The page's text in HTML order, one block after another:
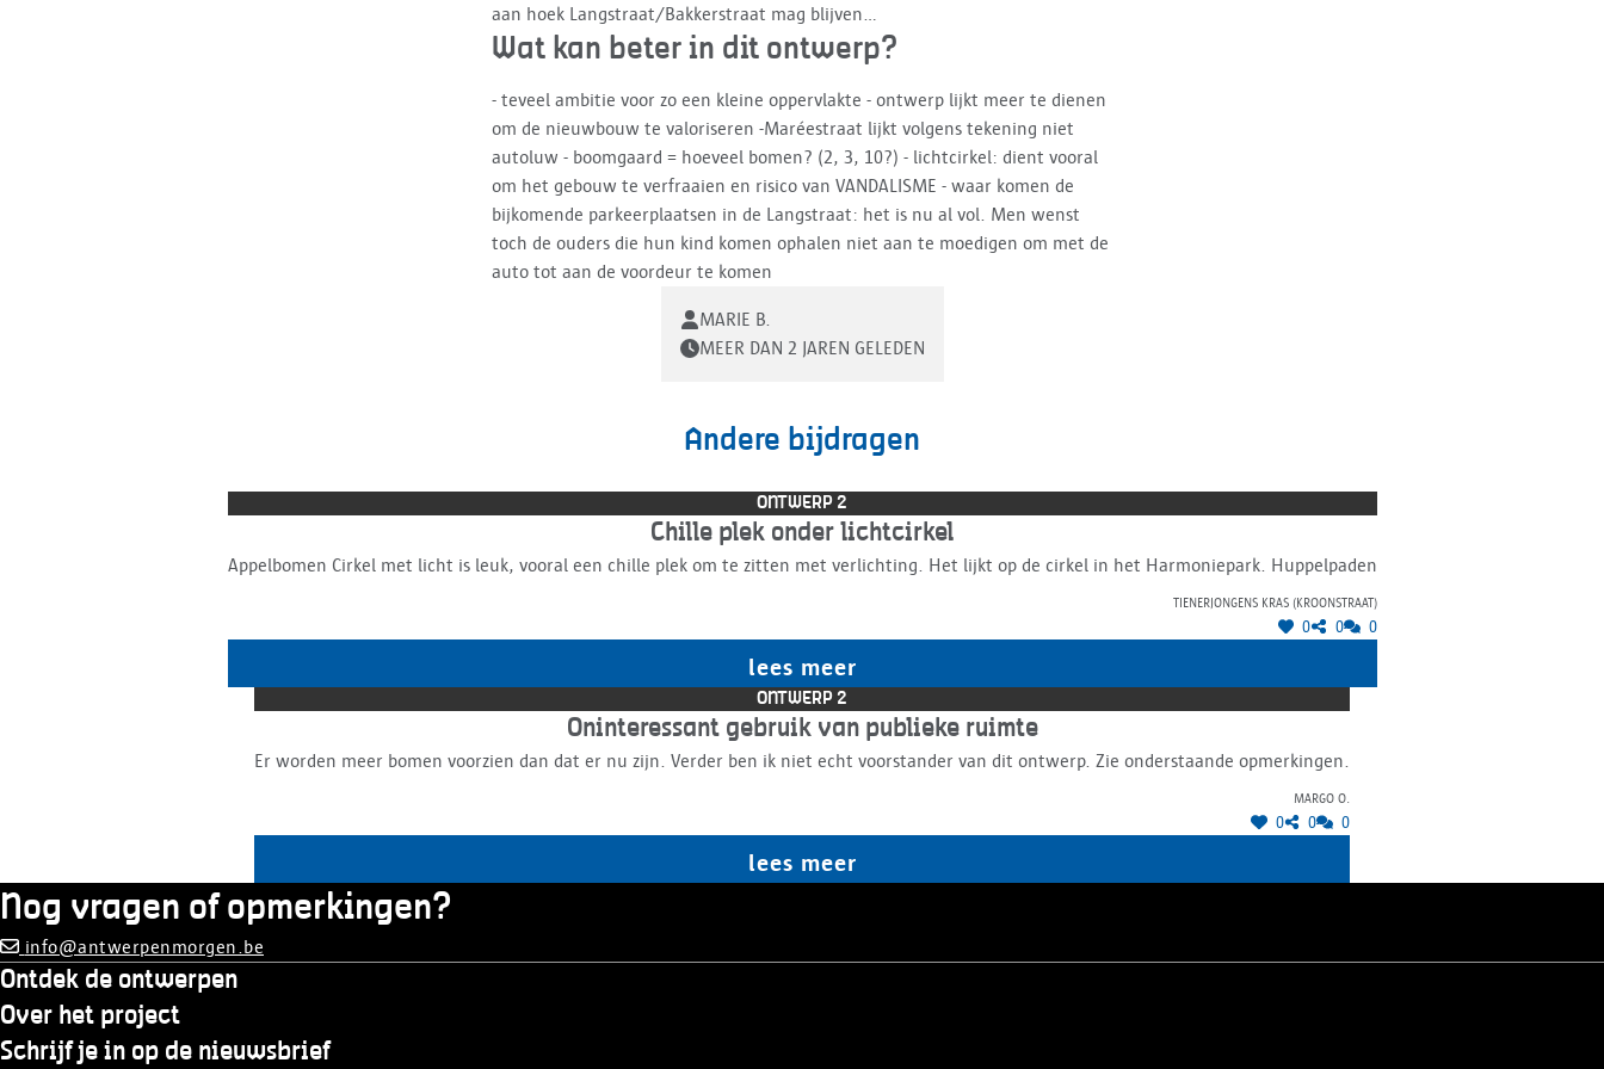
aan hoek Langstraat/Bakkerstraat mag blijven...
Wat kan beter in dit ontwerp?
- teveel ambitie voor zo een kleine oppervlakte - ontwerp lijkt meer te dienen
om de nieuwbouw te valoriseren -Maréestraat lijkt volgens tekening niet
autoluw - boomgaard = hoeveel bomen? (2, 3, 10?) - lichtcirkel: dient vooral
om het gebouw te verfraaien en risico van VANDALISME - waar komen de
bijkomende parkeerplaatsen in de Langstraat: het is nu al vol. Men wenst
toch de ouders die hun kind komen ophalen niet aan te moedigen om met de
auto tot aan de voordeur te komen
MARIE B.
MEER DAN 2 JAREN GELEDEN
Andere bijdragen
ONTWERP 2
Chille plek onder lichtcirkel
Appelbomen Cirkel met licht is leuk, vooral een chille plek om te zitten met verlichting. Het lijkt op de cirkel in het Harmoniepark. Huppelpaden
Tienerjongens Kras (Kroonstraat)
0 0 0
lees meer
ONTWERP 2
Oninteressant gebruik van publieke ruimte
Er worden meer bomen voorzien dan dat er nu zijn. Verder ben ik niet echt voorstander van dit ontwerp. Zie onderstaande opmerkingen.
Margo O.
0 0 0
lees meer
Nog vragen of opmerkingen?
info@antwerpenmorgen.be
Ontdek de ontwerpen
Over het project
Schrijf je in op de nieuwsbrief